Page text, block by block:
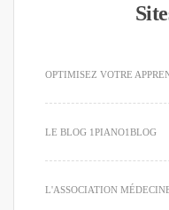
OPTIMISEZ VOTRE
LE BLOG 1PIANO1BLOG
L'ASSOCIATION